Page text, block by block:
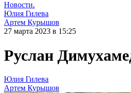
Новости.
Юлия Гилева
Артем Курышов
27 марта 2023 в 15:25
Руслан
Юлия Гилева
Артем Курышов